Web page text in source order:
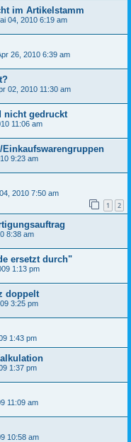
im Artikelstamm
04, 2010 6:19 am
26, 2010 6:39 am
02, 2010 11:30 am
nicht gedruckt
11:06 am
9:23 am
2010 7:50 am
1 2
8:38 am
ersetzt durch"
1:13 pm
doppelt
3:25 pm
1:43 pm
1:37 pm
11:09 am
10:58 am